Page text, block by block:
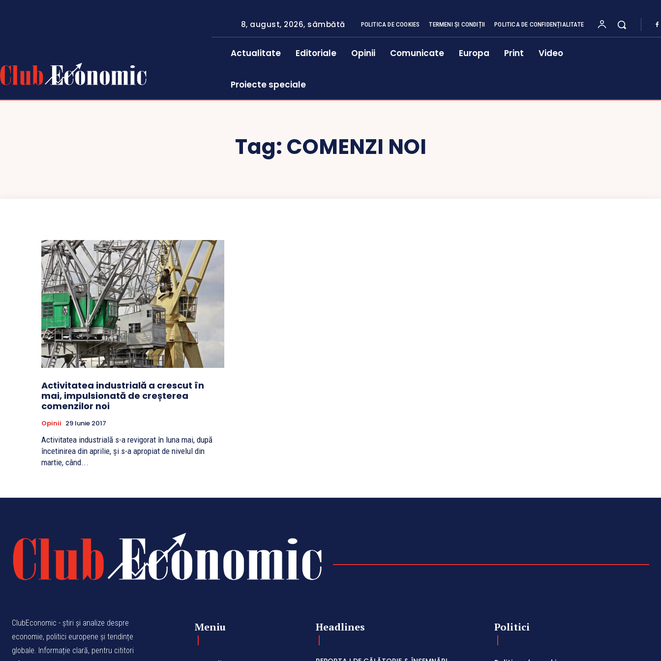
8, august, 2026, sâmbătă POLITICA DE COOKIES TERMENI ȘI CONDIȚII POLITICA DE CONFIDENȚIALITATE
Actualitate Editoriale Opinii Comunicate Europa Print Video
Proiecte speciale
Tag: COMENZI NOI
Activitatea industrială a crescut în
mai, impulsionată de creșterea
comenzilor noi
Opinii 29 Iunie 2017
Activitatea industrială s-a revigorat în luna mai, după
încetinirea din aprilie, și s-a apropiat de nivelul din
martie, când...
ClubEconomic - știri și analize despre
economie, politici europene și tendințe
globale. Informație clară, pentru cititori
Meniu Headlines Politici